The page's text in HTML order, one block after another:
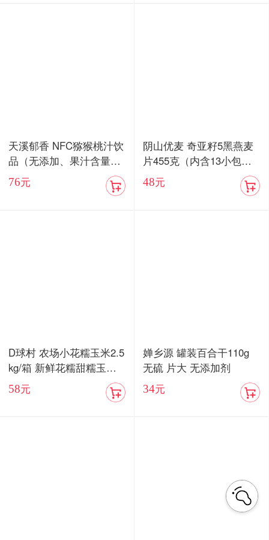
天溪郁香 NFC猕猴桃汁饮
品（无添加、果汁含量8
5%）顺丰包邮
76元
阴山优麦 奇亚籽5黑燕麦
片455克（内含13小包）/
血燕麦5红燕麦片455克
（内含13小包）
48元
D球村 农场小花糯玉米2.5
kg/箱 新鲜花糯甜糯玉米
棒真空
58元
婵乡源 罐装百合干110g
无硫 片大 无添加剂
34元